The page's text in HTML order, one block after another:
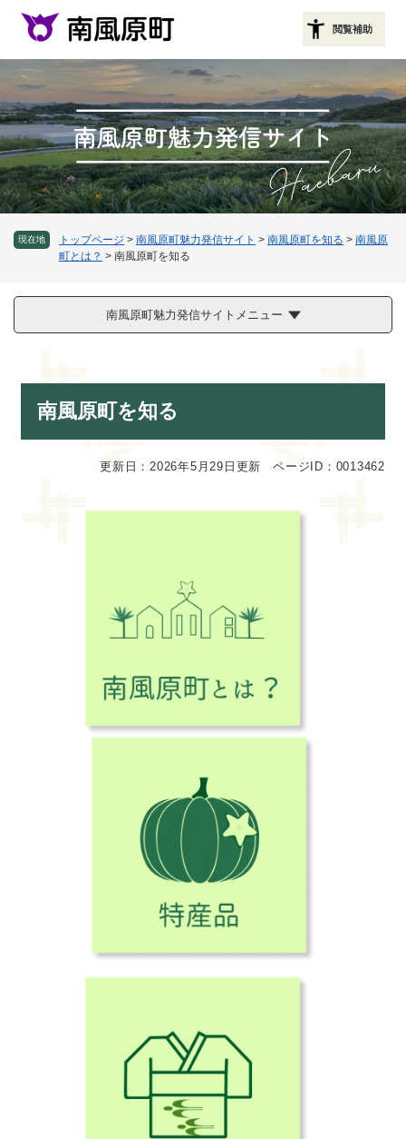
頭
で
す
。
閲覧補助
現在地 トップページ > 南風原町魅力発信サイト > 南風原町を知る > 南風原
町とは？ > 南風原町を知る
南風原町魅力発信サイトメニュー
南風原町を知る
更新日：2026年5月29日更新 ページID：0013462